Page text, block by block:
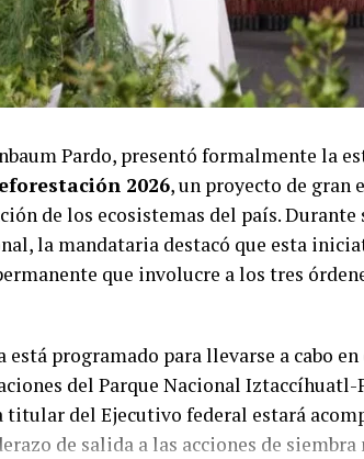
Pardo, presentó formalmente la
2026, un proyecto de gran
de los ecosistemas del país. Durante
la mandataria destacó que esta
que involucre a los tres
programado para llevarse a cabo en
del Parque Nacional Iztaccíhuatl-
del Ejecutivo federal estará
de salida a las acciones de siembra